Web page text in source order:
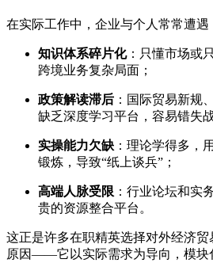
在实际工作中，企业与个人常常遭遇
知识体系碎片化：只懂市场或
跨境业务复杂局面；
政策解读滞后 ：国际贸易新规
缺乏深度学习平台，容易错失
实操能力欠缺 ：理论学得多，
锻炼，导致“纸上谈兵”；
高端人脉受限 ：行业论坛和实
贵的资源整合平台。
这正是许多在职精英选择对外经济
原因——它以实际需求为导向，模块